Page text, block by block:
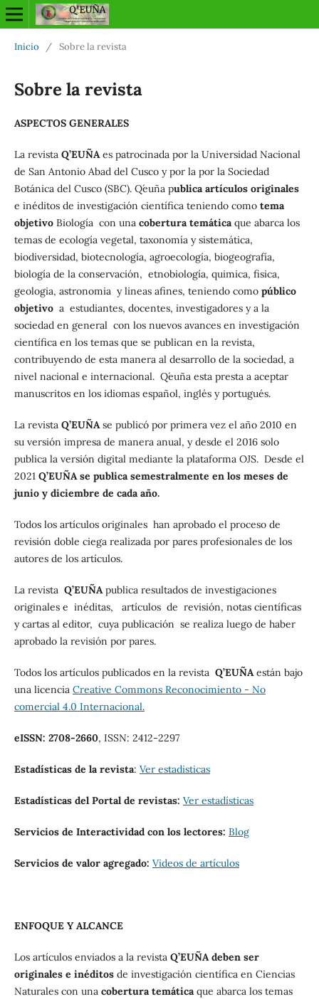
Inicio / Sobre la revista
Sobre la revista
ASPECTOS GENERALES
La revista Q’EUÑAes patrocinada por la Universidad Nacional
de San Antonio Abad del Cusco y por la por la Sociedad
Botánica del Cusco (SBC). Q´euña publica artículos originales
e inéditos de investigación científica teniendo como tema
objetivoBiología con una cobertura temáticaque abarca los
temas de ecología vegetal, taxonomía y sistemática,
biodiversidad, biotecnología, agroecología, biogeografía,
biología de la conservación, etnobiología, quimica, fisica,
geologia, astronomia y lineas afines, teniendo como público
objetivo a estudiantes, docentes, investigadores y a la
sociedad en general con los nuevos avances en investigación
científica en los temas que se publican en la revista,
contribuyendo de esta manera al desarrollo de la sociedad, a
nivel nacional e internacional. Q´euña esta presta a aceptar
manuscritos en los idiomas español, inglés y portugués.
La revista Q’EUÑAse publicó por primera vez el año 2010 en
su versión impresa de manera anual, y desde el 2016 solo
publica la versión digital mediante la plataforma OJS. Desde el
2021 Q’EUÑAse publica semestralmente en los meses de
junio y diciembre de cada año.
Todos los artículos originales han aprobado el proceso de
revisión doble ciega realizada por pares profesionales de los
autores de los artículos.
La revista Q’EUÑApublica resultados de investigaciones
originales e inéditas, artículos de revisión, notas científicas
y cartas al editor, cuya publicación se realiza luego de haber
aprobado la revisión por pares.
Todos los artículos publicados en la revista Q’EUÑAestán bajo
una licencia Creative Commons Reconocimiento - No
comercial 4.0 Internacional.
eISSN: 2708-2660, ISSN: 2412-2297
Estadísticas de la revista: Ver estadisticas
Estadísticas del Portal de revistas: Ver estadísticas
Servicios de Interactividad con los lectores: Blog
Servicios de valor agregado: Videos de artículos
ENFOQUE Y ALCANCE
Los artículos enviados a la revista Q’EUÑA deben ser
originales e inéditosde investigación científica en Ciencias
Naturales con una cobertura temáticaque abarca los temas